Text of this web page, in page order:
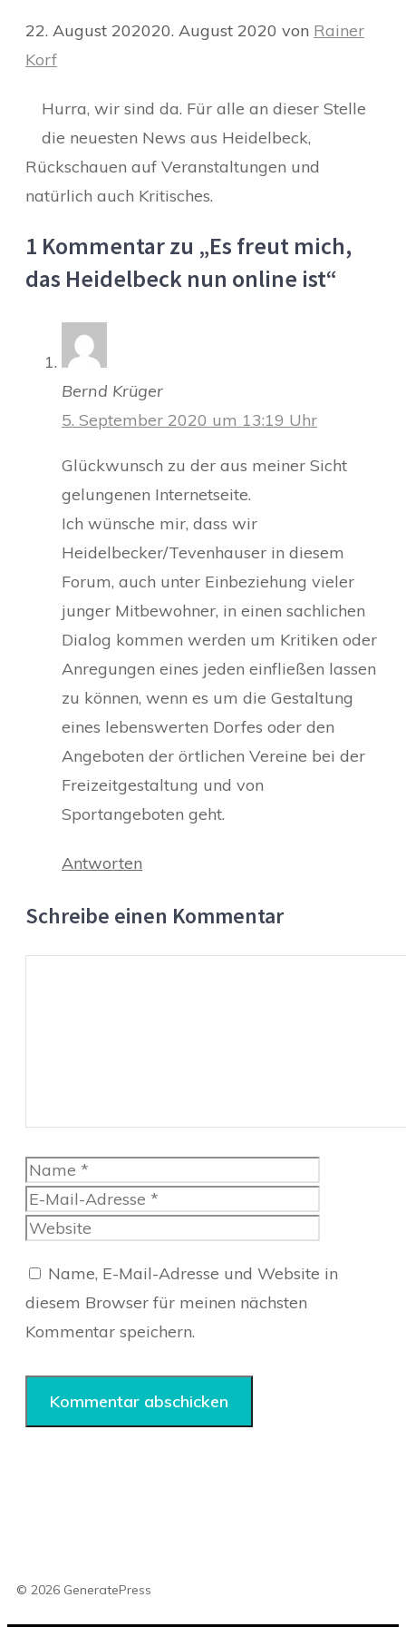
22. August 202020. August 2020 von Rainer
Korf
Hurra, wir sind da. Für alle an dieser Stelle
die neuesten News aus Heidelbeck,
Rückschauen auf Veranstaltungen und
natürlich auch Kritisches.
1 Kommentar zu „Es freut mich,
das Heidelbeck nun online ist“
Bernd Krüger
5. September 2020 um 13:19 Uhr
Glückwunsch zu der aus meiner Sicht
gelungenen Internetseite.
Ich wünsche mir, dass wir
Heidelbecker/Tevenhauser in diesem
Forum, auch unter Einbeziehung vieler
junger Mitbewohner, in einen sachlichen
Dialog kommen werden um Kritiken oder
Anregungen eines jeden einfließen lassen
zu können, wenn es um die Gestaltung
eines lebenswerten Dorfes oder den
Angeboten der örtlichen Vereine bei der
Freizeitgestaltung und von
Sportangeboten geht.
Antworten
Schreibe einen Kommentar
Name
Name, E-Mail-Adresse und Website in
diesem Browser für meinen nächsten
Kommentar speichern.
© 2026 GeneratePress